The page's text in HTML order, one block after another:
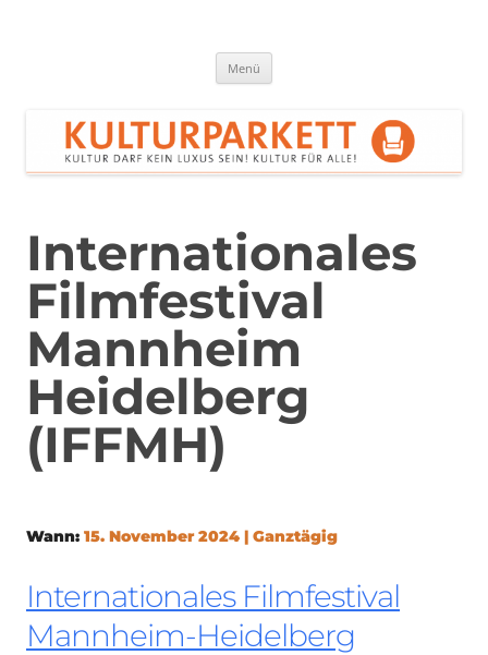
Menü
Internationales
Filmfestival
Mannheim
Heidelberg
(IFFMH)
Wann: 15. November 2024 | Ganztägig
Internationales Filmfestival
Mannheim-Heidelberg